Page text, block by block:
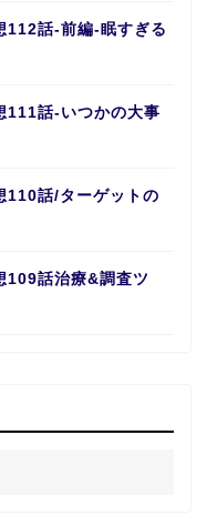
112話-前編-眠すぎる
111話-いつかの大事
110話/ターゲットの
109話治療&調査ツ